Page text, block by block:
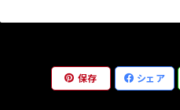
保存 シェア